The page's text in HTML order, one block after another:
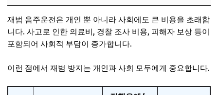
재범 음주운전은 개인 뿐 아니라 사회에도 큰 비용을 초래합
니다. 사고로 인한 의료비, 경찰 조사 비용, 피해자 보상 등이
포함되어 사회적 부담이 증가합니다.
이런 점에서 재범 방지는 개인과 사회 모두에게 중요합니다.